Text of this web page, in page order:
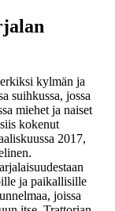
kylmän ja
suihkussa, jossa
miehet ja naiset
kokenut
2017,
ja paikallisille
joissa